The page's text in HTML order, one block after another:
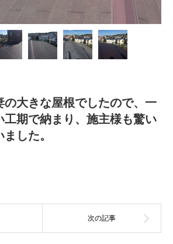
の大きな屋根でしたので、一
工期で納まり、施主様も驚い
した。